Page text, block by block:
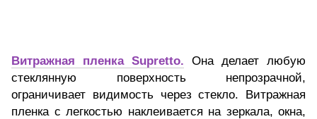
Витражная пленка Supretto.
Она делает любую
стеклянную поверхность непрозрачной,
ограничивает видимость через стекло. Витражная
пленка с легкостью наклеивается на зеркала, окна,